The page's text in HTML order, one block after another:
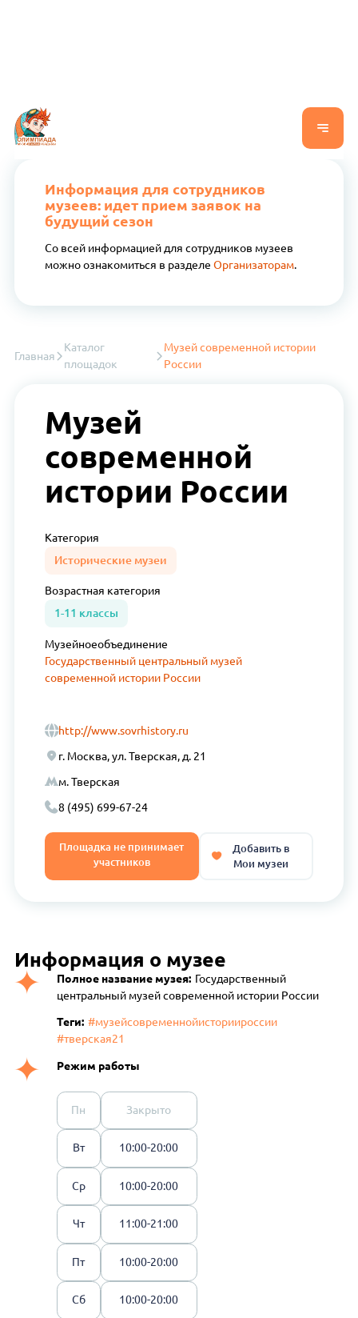
Информация для сотрудников
музеев: идет прием заявок на
будущий сезон
Со всей информацией для сотрудников музеев
можно ознакомиться в разделе Организаторам.
Главная
Каталог
площадок
Музей современной истории
России
Музей
современной
истории России
Категория
Исторические музеи
Возрастная категория
1-11 классы
Музейноеобъединение
Государственный центральный музей
современной истории России
http://www.sovrhistory.ru
г. Москва, ул. Тверская, д. 21
м. Тверская
8 (495) 699-67-24
Площадка не принимает
участников
Добавить в
Мои музеи
Информация о музее
Полное название музея: Государственный
центральный музей современной истории России
Теги: #музейсовременнойисториироссии
#тверская21
Режим работы
Пн Закрыто
Вт 10:00-20:00
Ср 10:00-20:00
Чт 11:00-21:00
Пт 10:00-20:00
Сб 10:00-20:00